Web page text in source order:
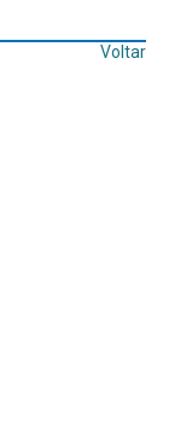
Voltar